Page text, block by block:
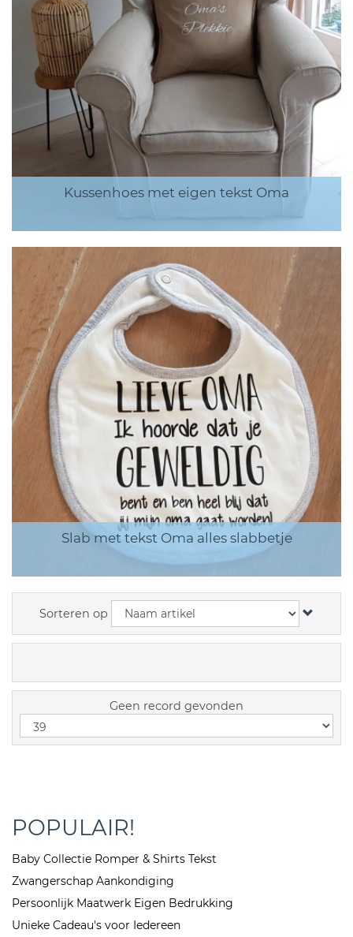
Kussenhoes met eigen tekst Oma
Slab met tekst Oma alles slabbetje
Sorteren op
Geen record gevonden
POPULAIR!
Baby Collectie Romper & Shirts Tekst
Zwangerschap Aankondiging
Persoonlijk Maatwerk Eigen Bedrukking
Unieke Cadeau's voor Iedereen